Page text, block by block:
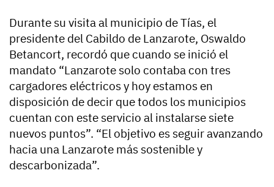
Durante su visita al municipio de Tías, el
presidente del Cabildo de Lanzarote, Oswaldo
Betancort, recordó que cuando se inició el
mandato “Lanzarote solo contaba con tres
cargadores eléctricos y hoy estamos en
disposición de decir que todos los municipios
cuentan con este servicio al instalarse siete
nuevos puntos”. “El objetivo es seguir avanzando
hacia una Lanzarote más sostenible y
descarbonizada”.